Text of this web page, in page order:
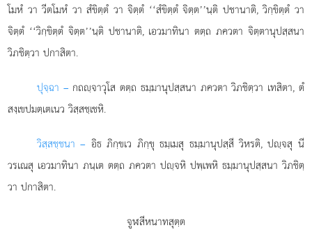
โมหํ วา วีตโมหํ วา สํขิตฺตํ วา จิตฺตํ ‘‘สํขิตฺตํ จิตฺต’’นฺติ ปชานาติ, วิกฺขิตฺตํ วา
จิตฺตํ ‘‘วิกฺขิตฺตํ จิตฺต’’นฺติ ปชานาติ, เอวมาทินา ตตฺถ ภควตา จิตฺตานุปสฺสนา
วิภชิตฺวา ปกาสิตา.
ปุจฺฉา – กถฺจาวุโสตตฺถ ธมฺมานุปสฺสนา ภควตา วิภชิตฺวา เทสิตา, ตํ
สงฺเขปมตฺเตเนว วิสฺสชฺเชหิ.
วิสฺสชฺชนา – อิธ ภิกฺขเว ภิกฺขุ ธมฺเมสุ ธมฺมานุปสฺสี วิหรติ, ปฺจสุ นี
วรเณสุ เอวมาทินา ภนฺเต ตตฺถ ภควตา ปฺจหิ ปพฺเพหิ ธมฺมานุปสฺสนา วิภชิตฺ
วา ปกาสิตา.
จูฬสีหนาทสุตฺต